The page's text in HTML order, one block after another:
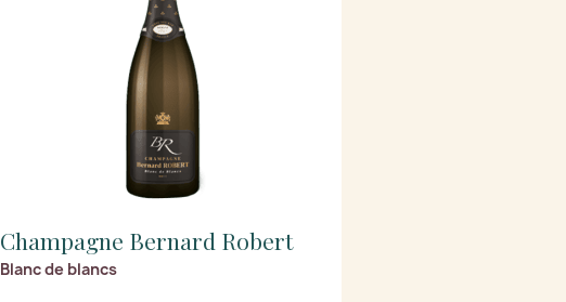
Champagne Bernard Robert
Blanc de blancs